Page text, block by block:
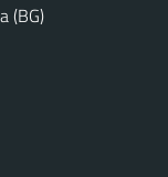
(BG)